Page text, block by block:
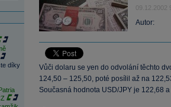
díky
09.12.2002
Autor:
Vůči dolaru se yen do odvolání těchto
124,50 – 125,50, poté posílil až na
Současná hodnota USD/JPY je 122,68